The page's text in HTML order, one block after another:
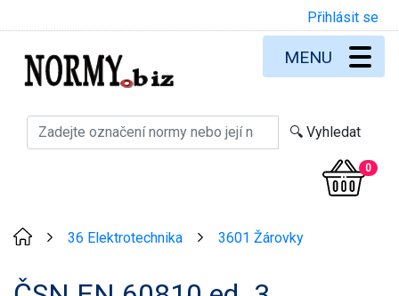
Přihlásit se
0
MENU
36 Elektrotechnika 3601 Žárovky